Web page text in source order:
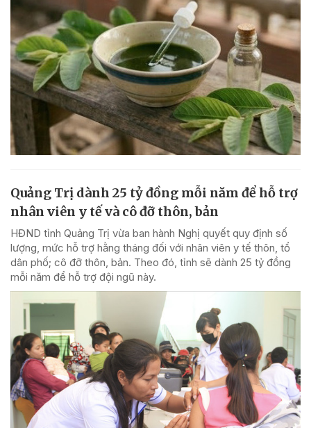
Quảng Trị dành 25 tỷ đồng mỗi năm để hỗ trợ
nhân viên y tế và cô đỡ thôn, bản
HĐND tỉnh Quảng Trị vừa ban hành Nghị quyết quy định số
lượng, mức hỗ trợ hằng tháng đối với nhân viên y tế thôn, tổ
dân phố; cô đỡ thôn, bản. Theo đó, tỉnh sẽ dành 25 tỷ đồng
mỗi năm để hỗ trợ đội ngũ này.